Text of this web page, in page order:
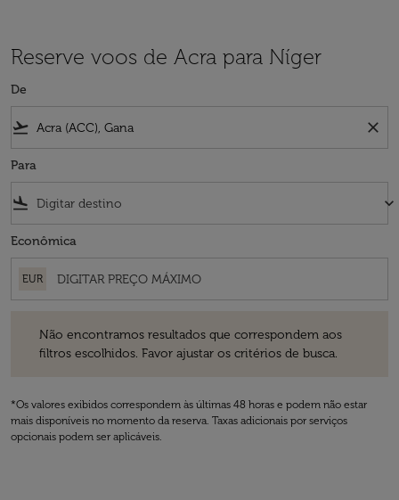
Reserve voos de Acra para Níger
De
flight_takeoff close
Para
flight_land keyboard_arrow_down
Econômica
EUR
Não encontramos resultados que correspondem aos
filtros escolhidos. Favor ajustar os critérios de busca.
*Os valores exibidos correspondem às últimas 48 horas e podem não estar
mais disponíveis no momento da reserva. Taxas adicionais por serviços
opcionais podem ser aplicáveis.